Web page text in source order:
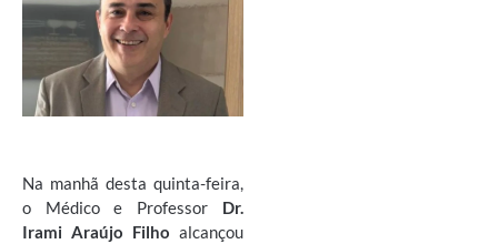
Na manhã desta quinta-feira,
o Médico e Professor Dr.
Irami Araújo Filho alcançou